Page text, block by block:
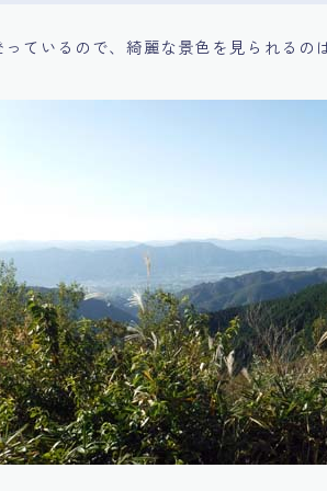
っているので、綺麗な景色を見られるの